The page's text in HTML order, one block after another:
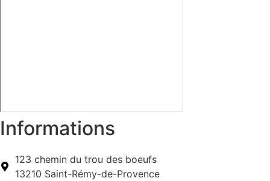
Informations
123 chemin du trou des boeufs
13210 Saint-Rémy-de-Provence